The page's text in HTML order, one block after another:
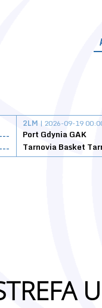
---
---
2LM | 2026-09-19
Port Gdynia GAK